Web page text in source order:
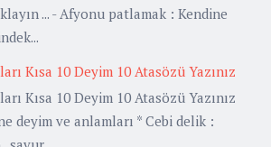
... - Afyonu patlamak : Kendine
Kısa 10 Deyim 10 Atasözü Yazınız
Kısa 10 Deyim 10 Atasözü Yazınız
deyim ve anlamları * Cebi delik :